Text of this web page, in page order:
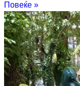
Повеќе »